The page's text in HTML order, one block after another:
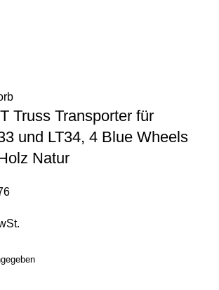
Truss Transporter für
und LT34, 4 Blue Wheels
Natur